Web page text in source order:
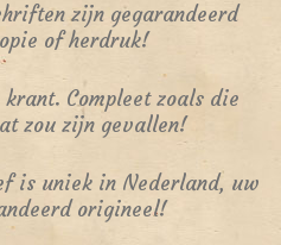
zijn gegarandeerd
of herdruk!
Compleet zoals die
zou zijn gevallen!
is uniek in Nederland, uw
origineel!